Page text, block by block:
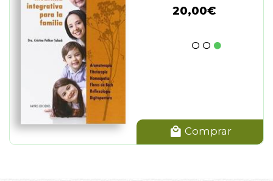
20,00€
Comprar